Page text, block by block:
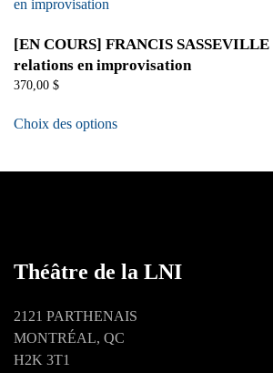
[EN COURS] FRANCIS
relations en improvisation
370,00 $
Choix des options
Théâtre de la LNI
2121 PARTHENAIS
MONTRÉAL, QC
H2K 3T1